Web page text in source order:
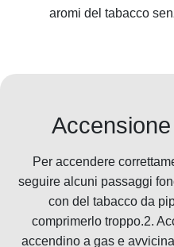
aromi del tabacco
Per accendere
seguire alcuni passaggi
con del tabacco da
comprimerlo troppo.2.
accendino a gas e